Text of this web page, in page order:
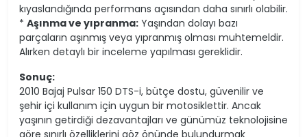
kıyaslandığında performans açısından daha sınırlı olabilir.
* Aşınma ve yıpranma: Yaşından dolayı bazı
parçaların aşınmış veya yıpranmış olması muhtemeldir.
Alırken detaylı bir inceleme yapılması gereklidir.
Sonuç:
2010 Bajaj Pulsar 150 DTS-i, bütçe dostu, güvenilir ve
şehir içi kullanım için uygun bir motosiklettir. Ancak
yaşının getirdiği dezavantajları ve günümüz teknolojisine